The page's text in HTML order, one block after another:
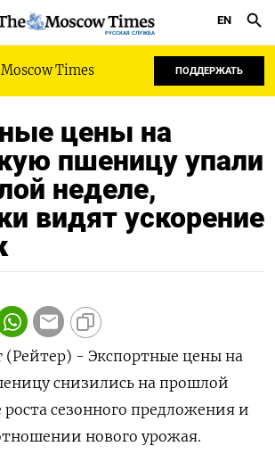
РУССКАЯ СЛУЖБА
EN
Times ПОДДЕРЖАТЬ
цены на
пшеницу упали
неделе,
видят ускорение
(Рейтер) - Экспортные цены на
снизились на прошлой
роста сезонного предложения и
нового урожая.